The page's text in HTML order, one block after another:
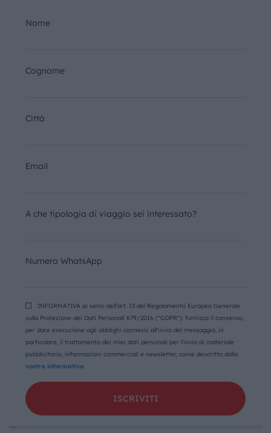
Nome
Cognome
Città
Email
A che tipologia di viaggio sei interessato?
Numero WhatsApp
INFORMATIVA ai sensi dell'art. 13 del Regolamento Europeo Generale
sulla Protezione dei Dati Personali 679/2016 ("GDPR"): fornisco il consenso,
per dare esecuzione agli obblighi connessi all'invio del messaggio, in
particolare, il trattamento dei miei dati personali per l'invio di materiale
pubblicitario, informazioni commerciali e newsletter, come descritto dalla
vostra informativa